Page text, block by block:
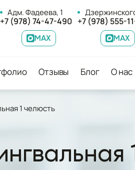
Адм. Фадеева, 1
+7 (978) 74-47-490
MAX
+7 (978) 555-
MAX
Отзывы Блог О нас
1 челюсть